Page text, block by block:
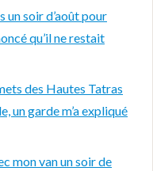
un soir d’août pour
qu’il ne restait
des Hautes Tatras
un garde m’a expliqué
mon van un soir de